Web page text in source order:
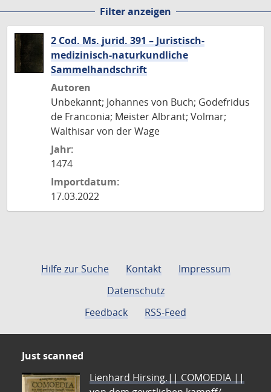
Filter anzeigen
2 Cod. Ms. jurid. 391 – Juristisch-
medizinisch-naturkundliche
Sammelhandschrift
Autoren
Unbekannt; Johannes von Buch; Godefridus
de Franconia; Meister Albrant; Volmar;
Walthisar von der Wage
Jahr:
1474
Importdatum:
17.03.2022
Hilfe zur Suche Kontakt
Impressum
Datenschutz
Feedback
RSS-Feed
Just scanned
Lienhard Hirsing.|| COMOEDIA ||